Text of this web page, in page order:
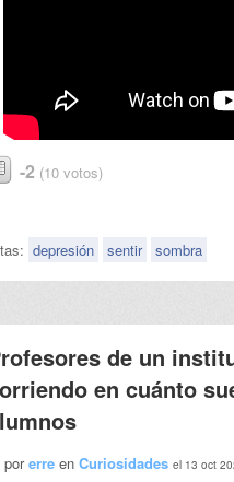
-2 (10 votos)
depresión sentir sombra
de un
en cuánto
porerre en Curiosidades el 13 oct